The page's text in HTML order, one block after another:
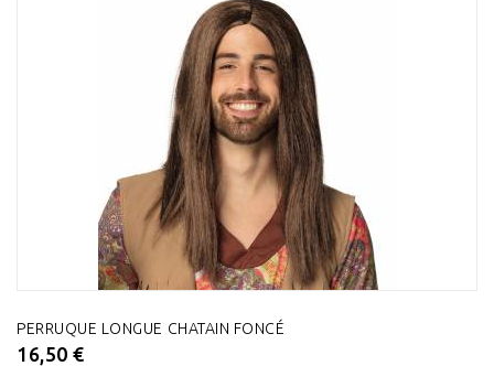
PERRUQUE LONGUE CHATAIN FONCÉ
16,50 €